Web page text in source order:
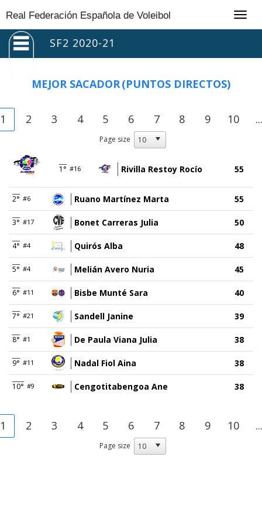
Real Federación Española de Voleibol
SF2 2020-21
MEJOR SACADOR(PUNTOS DIRECTOS)
1 2 3 4 5 6 7 8 9 10 ...
Page size
1° #16 Rivilla Restoy Rocío 55
2° #6 Ruano Martínez Marta 55
3° #17 Bonet Carreras Julia 50
4° #4 Quirós Alba 48
5° #4 Melián Avero Nuria 45
6° #11 Bisbe Munté Sara 40
7° #21 Sandell Janine 39
8° #1 De Paula Viana Julia 38
9° #11 Nadal Fiol Aina 38
10° #9 Cengotitabengoa Ane 38
1 2 3 4 5 6 7 8 9 10 ...
Page size